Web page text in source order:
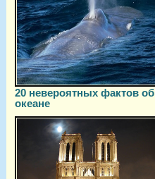
20 невероятных фактов об
океане